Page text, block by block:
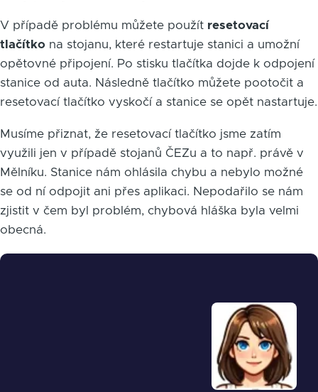
V případě problému můžete použít resetovací
tlačítko na stojanu, které restartuje stanici a umožní
opětovné připojení. Po stisku tlačítka dojde k odpojení
stanice od auta. Následně tlačítko můžete pootočit a
resetovací tlačítko vyskočí a stanice se opět nastartuje.
Musíme přiznat, že resetovací tlačítko jsme zatím
využili jen v případě stojanů ČEZu a to např. právě v
Mělníku. Stanice nám ohlásila chybu a nebylo možné
se od ní odpojit ani přes aplikaci. Nepodařilo se nám
zjistit v čem byl problém, chybová hláška byla velmi
obecná.